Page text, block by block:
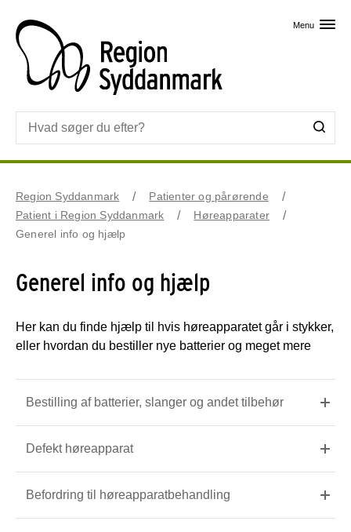
Menu
Region Syddanmark
Patienter og pårørende
Patient i Region Syddanmark
Høreapparater
Generel info og hjælp
Generel info og hjælp
Her kan du finde hjælp til hvis høreapparatet går i stykker,
eller hvordan du bestiller nye batterier og meget mere
Bestilling af batterier, slanger og andet tilbehør
Defekt høreapparat
Befordring til høreapparatbehandling